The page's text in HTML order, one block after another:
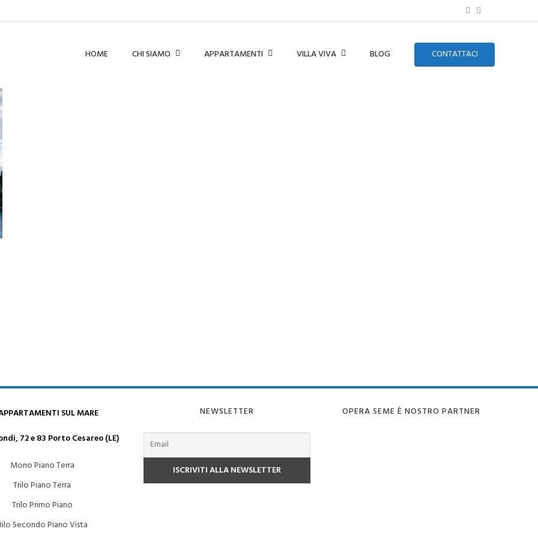
HOME CHI SIAMO APPARTAMENTI VILLA VIVA BLOG CONTATTACI
SUL MARE
72 e 83 Porto Cesareo (LE)
Mono Piano Terra
Trilo Piano Terra
Trilo Primo Piano
Secondo Piano Vista
NEWSLETTER OPERA SEME È NOSTRO PARTNER